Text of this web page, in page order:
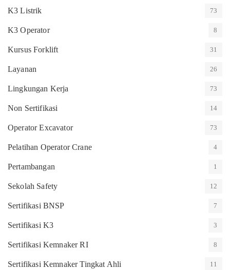
K3 Listrik 73
K3 Operator 8
Kursus Forklift 31
Layanan 26
Lingkungan Kerja 73
Non Sertifikasi 14
Operator Excavator 73
Pelatihan Operator Crane 4
Pertambangan 1
Sekolah Safety 12
Sertifikasi BNSP 7
Sertifikasi K3 3
Sertifikasi Kemnaker RI 8
Sertifikasi Kemnaker Tingkat Ahli 11